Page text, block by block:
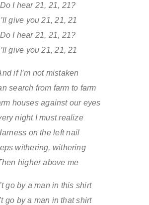
Do I hear 21, 21, 21?
give you 21, 21, 21
Do I hear 21, 21, 21?
give you 21, 21, 21
if I’m not mistaken
search from farm to farm
houses against our eyes
night I must realize
on the left nail
withering, withering
higher above me
go by a man in this shirt
go by a man in that shirt